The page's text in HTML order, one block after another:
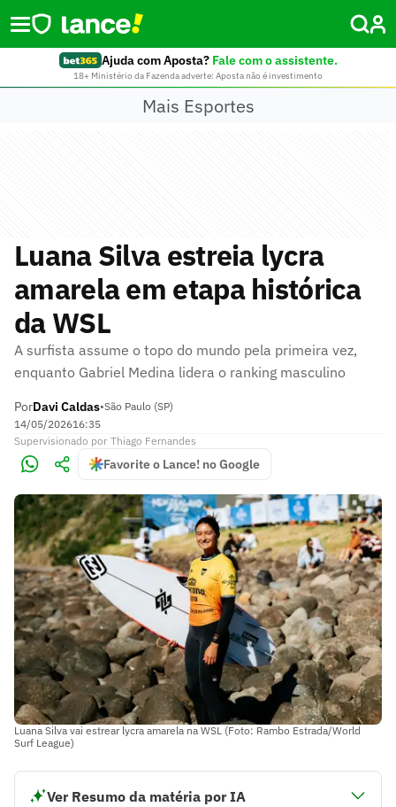
Ajuda com Aposta? Fale com o assistente.
18+ Ministério da Fazenda adverte: Aposta não é investimento
Mais Esportes
Luana Silva estreia lycra
amarela em etapa histórica
da WSL
A surfista assume o topo do mundo pela primeira vez,
enquanto Gabriel Medina lidera o ranking masculino
PorDavi Caldas•São Paulo (SP)
14/05/202616:35
Supervisionado por Thiago Fernandes
Favorite o Lance! no Google
Luana Silva vai estrear lycra amarela na WSL (Foto: Rambo Estrada/World
Surf League)
Ver Resumo da matéria por IA